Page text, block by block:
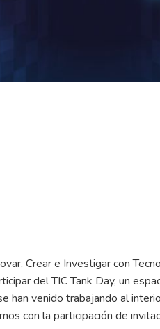
Crear e Investigar con
del TIC Tank Day, un
han venido trabajando al
con la participación de